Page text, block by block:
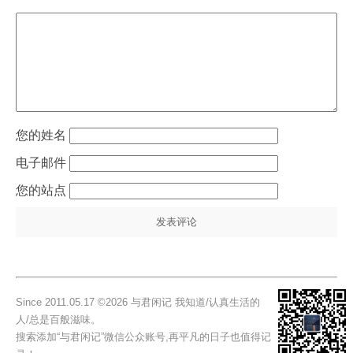
姓名
电子邮件
站点
Since 2011.05.17 ©2026 与君闲记 我知道/认真生活的
人/总是百般滋味。
搜索添加“与君闲记”微信公众账号,再平凡的日子也值得记